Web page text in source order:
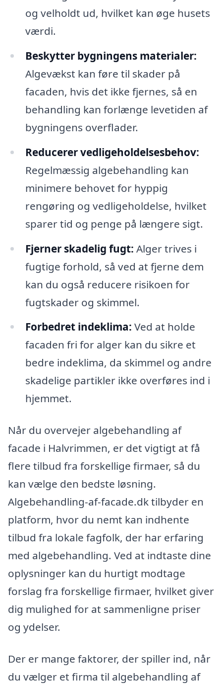
og velholdt ud, hvilket kan øge husets
værdi.
Beskytter bygningens materialer:
Algevækst kan føre til skader på
facaden, hvis det ikke fjernes, så en
behandling kan forlænge levetiden af
bygningens overflader.
Reducerer vedligeholdelsesbehov:
Regelmæssig algebehandling kan
minimere behovet for hyppig
rengøring og vedligeholdelse, hvilket
sparer tid og penge på længere sigt.
Fjerner skadelig fugt: Alger trives i
fugtige forhold, så ved at fjerne dem
kan du også reducere risikoen for
fugtskader og skimmel.
Forbedret indeklima: Ved at holde
facaden fri for alger kan du sikre et
bedre indeklima, da skimmel og andre
skadelige partikler ikke overføres ind i
hjemmet.
Når du overvejer algebehandling af
facade i Halvrimmen, er det vigtigt at få
flere tilbud fra forskellige firmaer, så du
kan vælge den bedste løsning.
Algebehandling-af-facade.dk tilbyder en
platform, hvor du nemt kan indhente
tilbud fra lokale fagfolk, der har erfaring
med algebehandling. Ved at indtaste dine
oplysninger kan du hurtigt modtage
forslag fra forskellige firmaer, hvilket giver
dig mulighed for at sammenligne priser
og ydelser.
Der er mange faktorer, der spiller ind, når
du vælger et firma til algebehandling af